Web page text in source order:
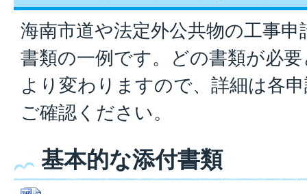
海南市道や法定外公共物の工事
書類の一例です。どの書類が必
より変わりますので、詳細は各
ご確認ください。
基本的な添付書類